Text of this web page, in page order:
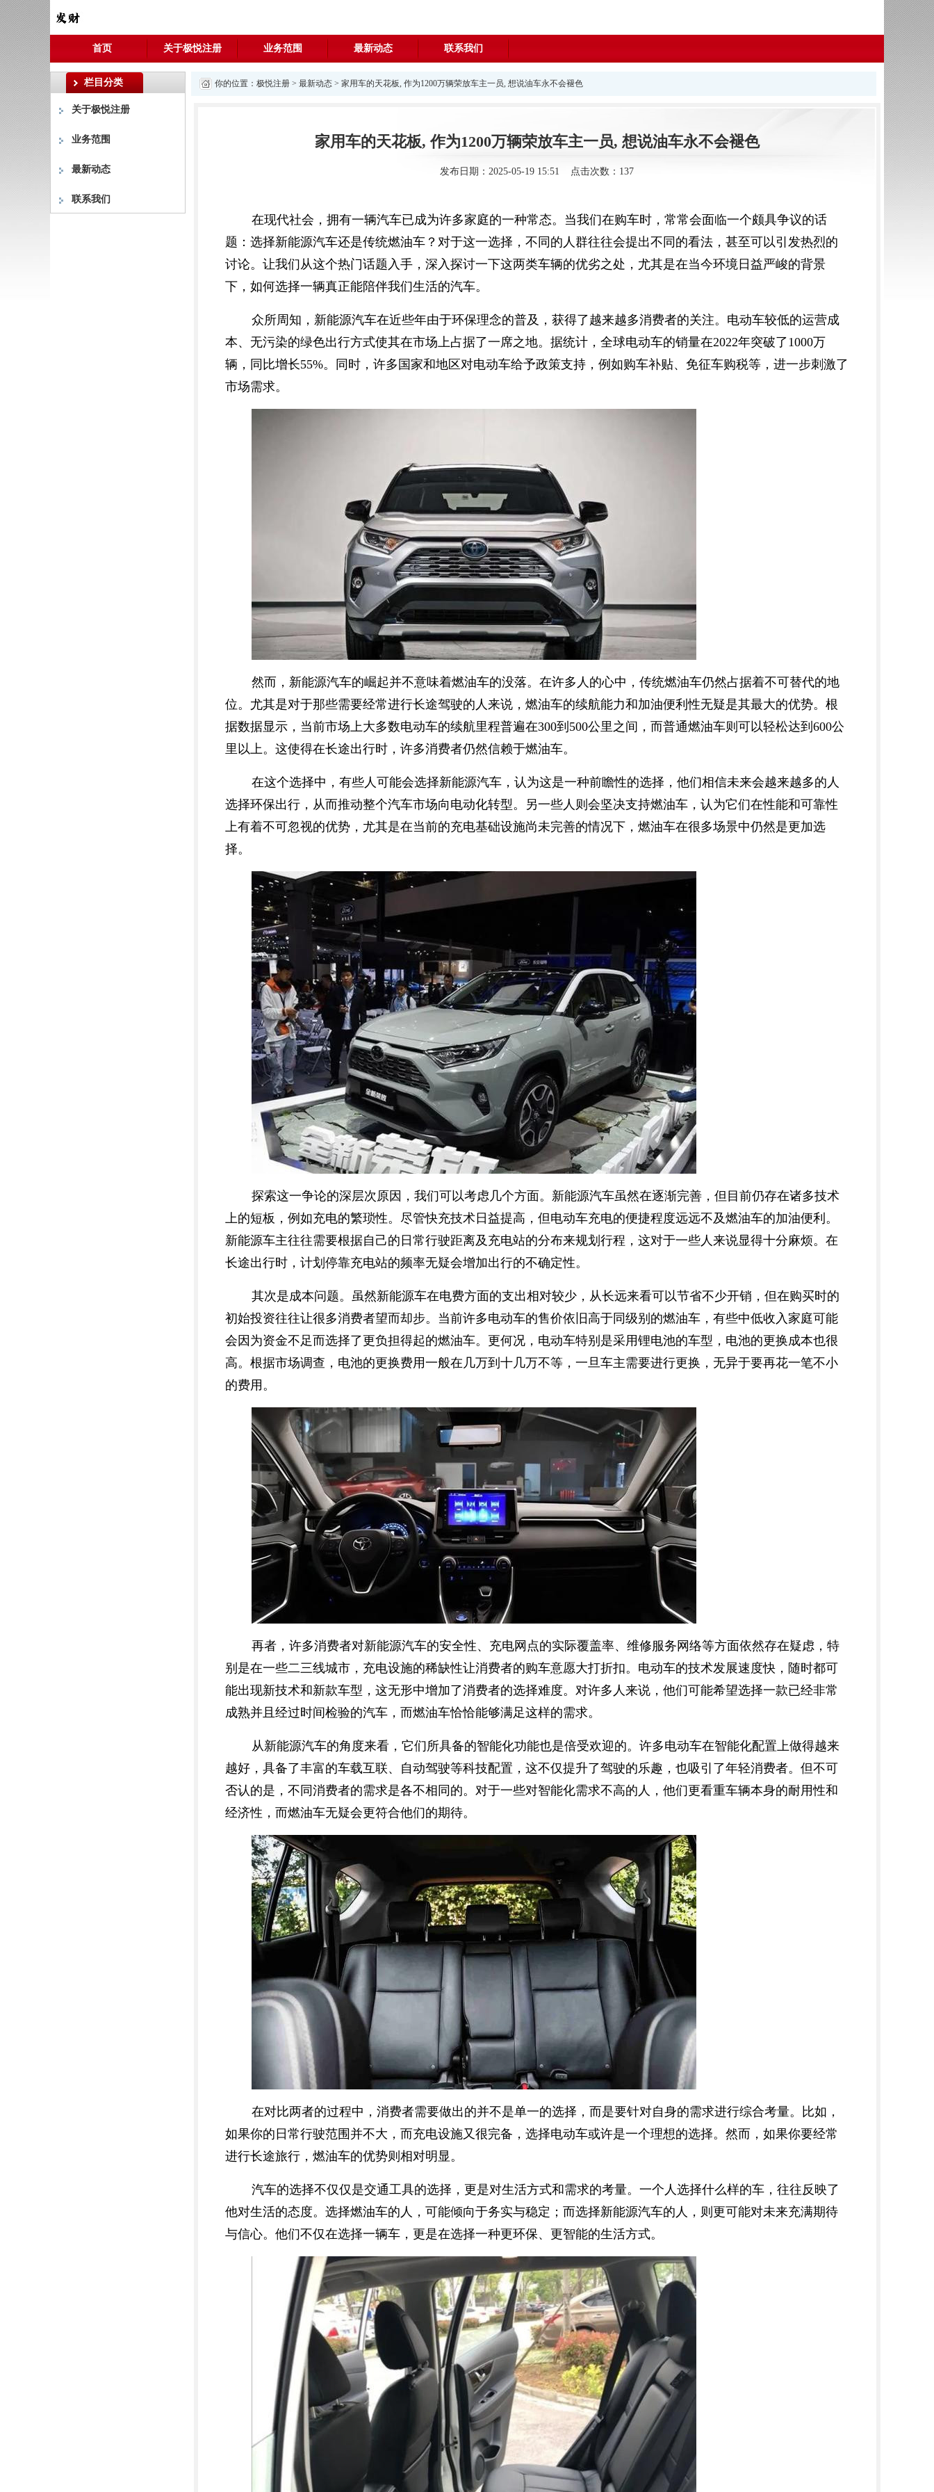
首页 关于极悦注册 业务范围 最新动态 联系我们
栏目分类
关于极悦注册
业务范围
最新动态
联系我们
你的位置： 极悦注册 > 最新动态 > 家用车的天花板, 作为1200万辆荣放车主一员, 想说油车永不会褪色
家用车的天花板, 作为1200万辆荣放车主一员, 想说油车永不会褪色
发布日期：2025-05-19 15:51 点击次数：137
在现代社会，拥有一辆汽车已成为许多家庭的一种常态。当我们在购车时，常常会面临一个颇具争议的话
题：选择新能源汽车还是传统燃油车？对于这一选择，不同的人群往往会提出不同的看法，甚至可以引发热烈的
讨论。让我们从这个热门话题入手，深入探讨一下这两类车辆的优劣之处，尤其是在当今环境日益严峻的背景
下，如何选择一辆真正能陪伴我们生活的汽车。
众所周知，新能源汽车在近些年由于环保理念的普及，获得了越来越多消费者的关注。电动车较低的运营成
本、无污染的绿色出行方式使其在市场上占据了一席之地。据统计，全球电动车的销量在2022年突破了1000万
辆，同比增长55%。同时，许多国家和地区对电动车给予政策支持，例如购车补贴、免征车购税等，进一步刺激了
市场需求。
然而，新能源汽车的崛起并不意味着燃油车的没落。在许多人的心中，传统燃油车仍然占据着不可替代的地
位。尤其是对于那些需要经常进行长途驾驶的人来说，燃油车的续航能力和加油便利性无疑是其最大的优势。根
据数据显示，当前市场上大多数电动车的续航里程普遍在300到500公里之间，而普通燃油车则可以轻松达到600公
里以上。这使得在长途出行时，许多消费者仍然信赖于燃油车。
在这个选择中，有些人可能会选择新能源汽车，认为这是一种前瞻性的选择，他们相信未来会越来越多的人
选择环保出行，从而推动整个汽车市场向电动化转型。另一些人则会坚决支持燃油车，认为它们在性能和可靠性
上有着不可忽视的优势，尤其是在当前的充电基础设施尚未完善的情况下，燃油车在很多场景中仍然是更加选
择。
探索这一争论的深层次原因，我们可以考虑几个方面。新能源汽车虽然在逐渐完善，但目前仍存在诸多技术
上的短板，例如充电的繁琐性。尽管快充技术日益提高，但电动车充电的便捷程度远远不及燃油车的加油便利。
新能源车主往往需要根据自己的日常行驶距离及充电站的分布来规划行程，这对于一些人来说显得十分麻烦。在
长途出行时，计划停靠充电站的频率无疑会增加出行的不确定性。
其次是成本问题。虽然新能源车在电费方面的支出相对较少，从长远来看可以节省不少开销，但在购买时的
初始投资往往让很多消费者望而却步。当前许多电动车的售价依旧高于同级别的燃油车，有些中低收入家庭可能
会因为资金不足而选择了更负担得起的燃油车。更何况，电动车特别是采用锂电池的车型，电池的更换成本也很
高。根据市场调查，电池的更换费用一般在几万到十几万不等，一旦车主需要进行更换，无异于要再花一笔不小
的费用。
再者，许多消费者对新能源汽车的安全性、充电网点的实际覆盖率、维修服务网络等方面依然存在疑虑，特
别是在一些二三线城市，充电设施的稀缺性让消费者的购车意愿大打折扣。电动车的技术发展速度快，随时都可
能出现新技术和新款车型，这无形中增加了消费者的选择难度。对许多人来说，他们可能希望选择一款已经非常
成熟并且经过时间检验的汽车，而燃油车恰恰能够满足这样的需求。
从新能源汽车的角度来看，它们所具备的智能化功能也是倍受欢迎的。许多电动车在智能化配置上做得越来
越好，具备了丰富的车载互联、自动驾驶等科技配置，这不仅提升了驾驶的乐趣，也吸引了年轻消费者。但不可
否认的是，不同消费者的需求是各不相同的。对于一些对智能化需求不高的人，他们更看重车辆本身的耐用性和
经济性，而燃油车无疑会更符合他们的期待。
在对比两者的过程中，消费者需要做出的并不是单一的选择，而是要针对自身的需求进行综合考量。比如，
如果你的日常行驶范围并不大，而充电设施又很完备，选择电动车或许是一个理想的选择。然而，如果你要经常
进行长途旅行，燃油车的优势则相对明显。
汽车的选择不仅仅是交通工具的选择，更是对生活方式和需求的考量。一个人选择什么样的车，往往反映了
他对生活的态度。选择燃油车的人，可能倾向于务实与稳定；而选择新能源汽车的人，则更可能对未来充满期待
与信心。他们不仅在选择一辆车，更是在选择一种更环保、更智能的生活方式。